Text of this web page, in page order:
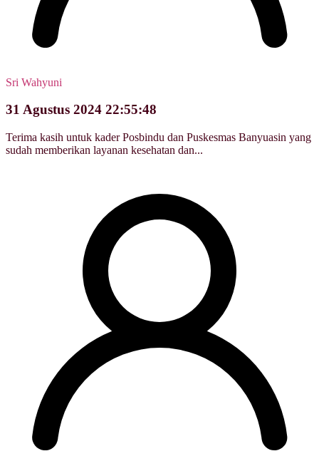
Sri Wahyuni
31 Agustus 2024 22:55:48
Terima kasih untuk kader Posbindu dan Puskesmas Banyuasin yang
sudah memberikan layanan kesehatan dan...